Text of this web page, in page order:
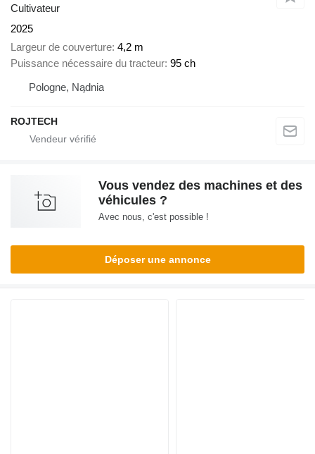
Cultivateur
2025
Largeur de couverture 4,2 m
Puissance nécessaire du tracteur 95 ch
Pologne, Nądnia
ROJTECH
Vous vendez des machines et des
véhicules ?
Avec nous, c'est possible !
Déposer une annonce